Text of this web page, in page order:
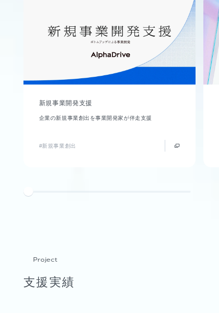
新規事業開発支援
企業の新規事業創出を事業開発家が伴走支援
#新規事業創出
Project
支援実績